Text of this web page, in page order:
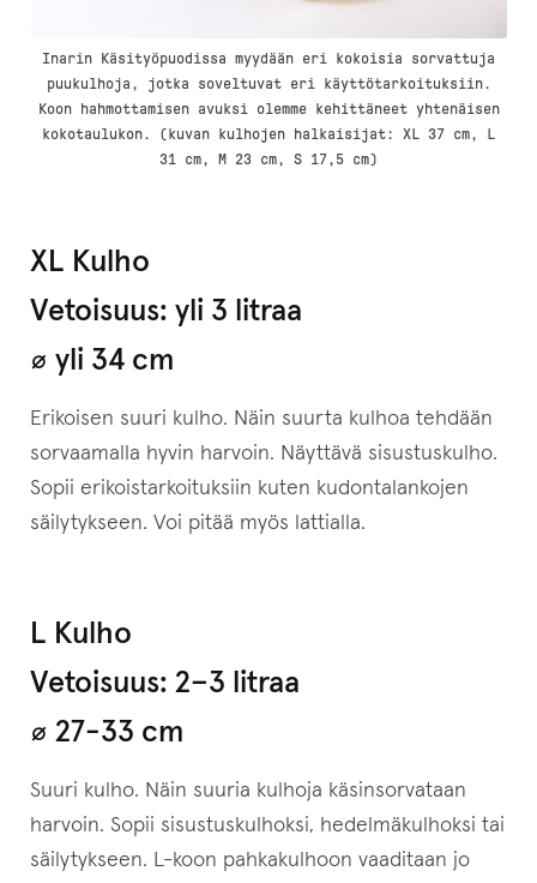
Inarin Käsityöpuodissa myydään eri kokoisia sorvattuja
puukulhoja, jotka soveltuvat eri käyttötarkoituksiin.
Koon hahmottamisen avuksi olemme kehittäneet yhtenäisen
kokotaulukon. (kuvan kulhojen halkaisijat: XL 37 cm, L
31 cm, M 23 cm, S 17,5 cm)
XL Kulho
Vetoisuus: yli 3 litraa
⌀ yli 34 cm
Erikoisen suuri kulho. Näin suurta kulhoa tehdään
sorvaamalla hyvin harvoin. Näyttävä sisustuskulho.
Sopii erikoistarkoituksiin kuten kudontalankojen
säilytykseen. Voi pitää myös lattialla.
L Kulho
Vetoisuus: 2–⁠3 litraa
⌀ 27-33 cm
Suuri kulho. Näin suuria kulhoja käsinsorvataan
harvoin. Sopii sisustuskulhoksi, hedelmäkulhoksi tai
säilytykseen. L-koon pahkakulhoon vaaditaan jo